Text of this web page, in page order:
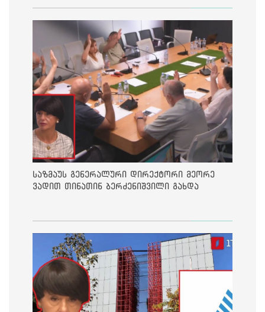
საზმაუს გენერალური დირექტორი მეორე
ვადით თინათინ ბერძენიშვილი გახდა